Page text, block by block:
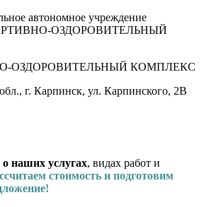
автономное учреждение
ОЗДОРОВИТЕЛЬНЫЙ
ОЗДОРОВИТЕЛЬНЫЙ КОМПЛЕКС
г. Карпинск, ул. Карпинского, 2В
наших услугах, видах работ и
стоимость и подготовим